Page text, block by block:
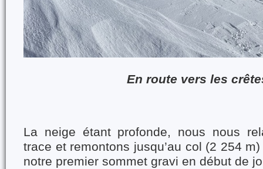
En route vers les
La neige étant profonde, nous nous
trace et remontons jusqu’au col (2 254
notre premier sommet gravi en début de